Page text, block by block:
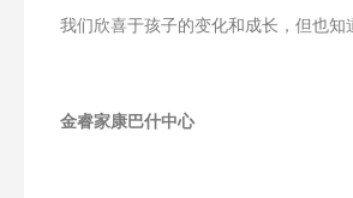
我们欣喜于孩子的变化和成长，但也知
金睿家康巴什中心